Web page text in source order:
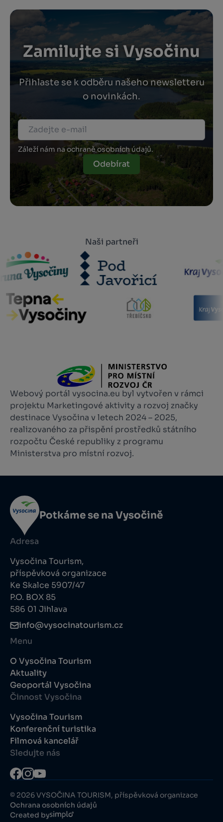
Zamilujte si Vysočinu
Přihlaste se k odběru našeho newsletteru
o novinkách.
Záleží nám na ochraně osobních údajů.
Odebírat
Naši partneři
Webový portál vysocina.eu byl vytvořen v rámci
projektu Marketingové aktivity a rozvoj značky
destinace Vysočina v letech 2024 – 2025,
realizovaného za přispění prostředků státního
rozpočtu České republiky z programu
Ministerstva pro místní rozvoj.
Potkáme se na Vysočině
Adresa
Vysočina Tourism,
příspěvková organizace
Ke Skalce 5907/47
P.O. BOX 85
586 01 Jihlava
info@vysocinatourism.cz
Menu
O Vysočina Tourism
Aktuality
Geoportál Vysočina
Činnost Vysočina
Vysočina Tourism
Konferenční turistika
Filmová kancelář
Sledujte nás
© 2026 VYSOČINA TOURISM, příspěvková organizace
Ochrana osobních údajů
Created by